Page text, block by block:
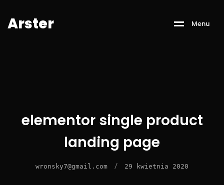
Arster Menu
elementor single product
landing page
wronsky7@gmail.com / 29 kwietnia 2020